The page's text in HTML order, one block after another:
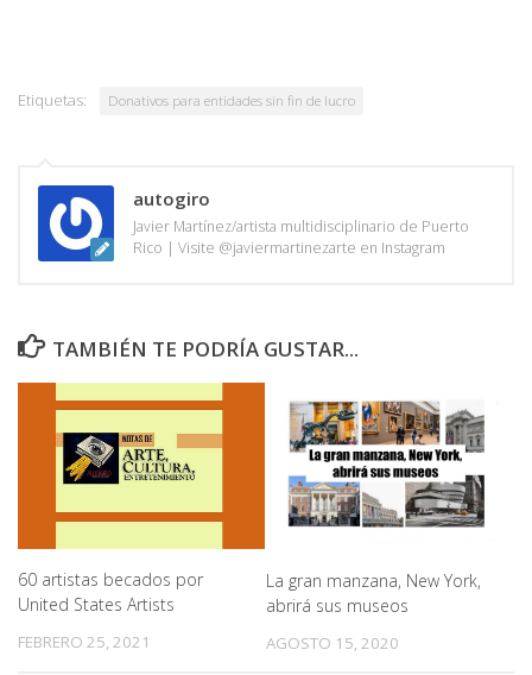
Etiquetas: Donativos para entidades sin fin de lucro
autogiro
Javier Martínez/artista multidisciplinario de Puerto
Rico | Visite @javiermartinezarte en Instagram
TAMBIÉN TE PODRÍA GUSTAR...
60 artistas becados por
United States Artists
FEBRERO 25, 2021
La gran manzana, New York,
abrirá sus museos
AGOSTO 15, 2020